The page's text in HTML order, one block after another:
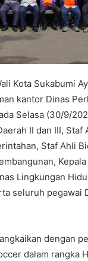
Kota Sukabumi
kantor Dinas
Selasa (30/9/
II dan III, Staf
Staf Ahli
Lingkungan
seluruh pegawai
dengan
dalam rangka